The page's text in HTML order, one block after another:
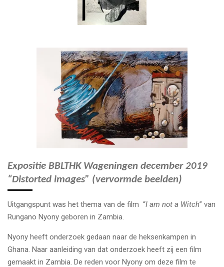
Expositie BBLTHK Wageningen december 2019
“Distorted images” (vervormde beelden)
Uitgangspunt was het thema van de film “I am not a Witch” van
Rungano Nyony geboren in Zambia.
Nyony heeft onderzoek gedaan naar de heksenkampen in
Ghana. Naar aanleiding van dat onderzoek heeft zij een film
gemaakt in Zambia. De reden voor Nyony om deze film te